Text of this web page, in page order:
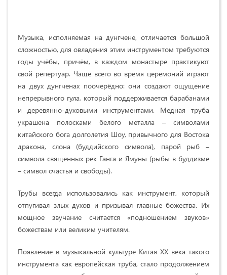
Музыка, исполняемая на дунгчене, отличается большой
сложностью, для овладения этим инструментом требуются
годы учёбы, причём, в каждом монастыре практикуют
свой репертуар. Чаще всего во время церемоний играют
на двух дунгченах поочерёдно: они создают ощущение
непрерывного гула, который поддерживается барабанами
и деревянно-духовыми инструментами. Медная труба
украшена полосками белого металла – символами
китайского бога долголетия Шоу, привычного для Востока
дракона, слона (буддийского символа), парой рыб –
символа священных рек Ганга и Ямуны (рыбы в буддизме
– символ счастья и свободы).
Трубы всегда использовались как инструмент, который
отпугивал злых духов и призывал главные божества. Их
мощное звучание считается «подношением звуков»
божествам или великим учителям.
Появление в музыкальной культуре Китая ХХ века такого
инструмента как европейская труба, стало продолжением